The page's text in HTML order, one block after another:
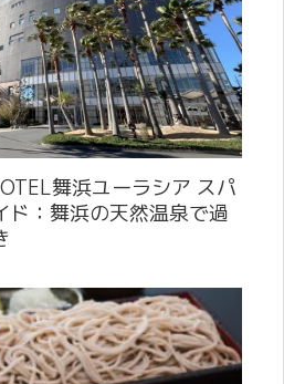
舞浜ユーラシア スパ
ド：舞浜の天然温泉で過